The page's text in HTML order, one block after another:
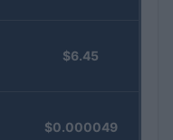
$6.45
$0.000049